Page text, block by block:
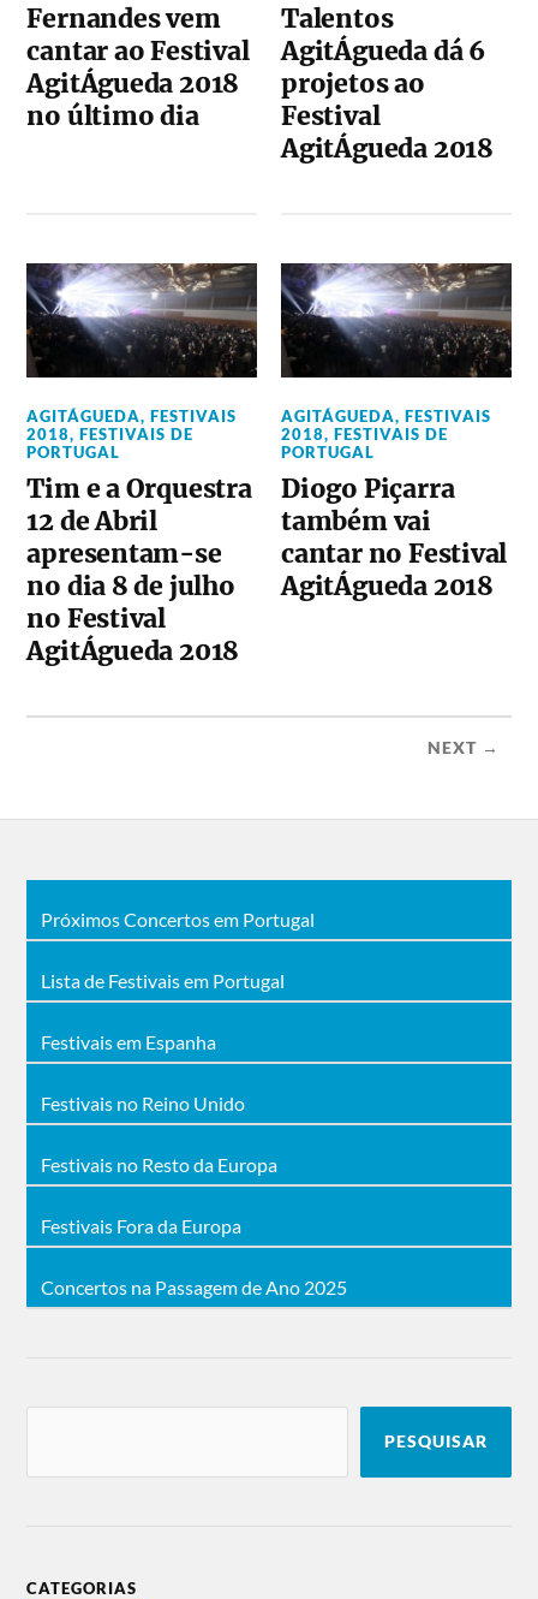
Fernandes vem
cantar ao Festival
AgitÁgueda 2018
no último dia
Talentos
AgitÁgueda dá 6
projetos ao
Festival
AgitÁgueda 2018
AGITÁGUEDA,FESTIVAIS
2018,FESTIVAIS DE
PORTUGAL
Tim e a Orquestra
12 de Abril
apresentam-se
no dia 8 de julho
no Festival
AgitÁgueda 2018
AGITÁGUEDA,FESTIVAIS
2018,FESTIVAIS DE
PORTUGAL
Diogo Piçarra
também vai
cantar no Festival
AgitÁgueda 2018
NEXT →
Próximos Concertos em Portugal
Lista de Festivais em Portugal
Festivais em Espanha
Festivais no Reino Unido
Festivais no Resto da Europa
Festivais Fora da Europa
Concertos na Passagem de Ano 2025
PESQUISAR
CATEGORIAS